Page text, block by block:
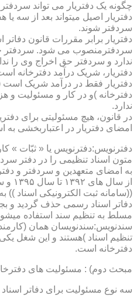
چگونه یک دفتریار می تواند
دفتریار اصیل میتواند بعد از سه
سردفتر شوند.
دفتریار برابر مقررات قانون دفاتر
سردفترمنصوب می شود. سردفتر
ندارد و سردفتر حق اخراج وی را
دفتریار، شریک درآمد دفترخانه
دفترخانه )و در کار و مسئولیت و
ندارد.
در قانون، هیچ مسئولیتی برای
امضای دفتریار در اعتباربخشی به
دفترنویس:دفترنویس یا « ثبّات »
متون اسناد تنظیمی را در دفتر
به امضای متعهدین و سردفتر و
از
((سامانه ثبت الکترونیکی اسناد ))
دفاتر اسناد رسمی حذف گردید و
مسلط به تنظیم سند استفاده
سندنویس:سندنویسان همان
تنظیم اسناد )هستند و این شغل
دفترخانه است.
مبحث دوم) : مسئولیت های
سه نوع مسئولیت برای دفاتر